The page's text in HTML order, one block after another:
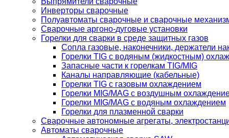
Инверторы сварочные
Полуавтоматы сварочные и сварочные
Сварочные аргоно-дуговые установки
Горелки для сварки в среде защитных газов
Сопла газовые, наконечники, держатели
Горелки TIG с водяным (жидкостным)
Запасные части к горелкам TIG/MIG
Каналы направляющие (кабельные)
Горелки TIG с газовым охлаждением
Горелки MIG/MAG с воздушным
Горелки MIG/MAG с водяным охлаждением
Горелки для плазменной сварки
Сварочные автономные агрегаты,
Автоматы сварочные